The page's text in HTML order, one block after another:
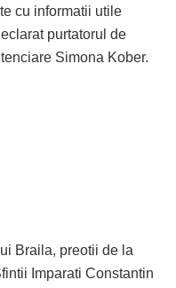
cu informatii utile
purtatorul de
Simona Kober.
Braila, preotii de la
Imparati Constantin